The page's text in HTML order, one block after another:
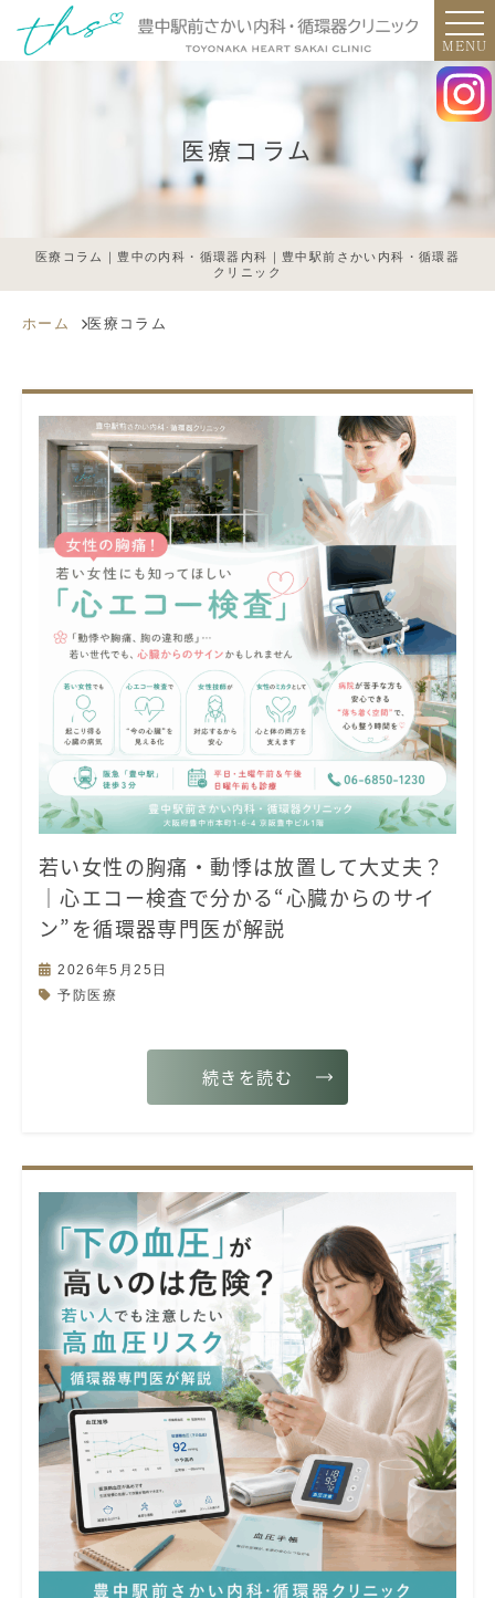
MENU
医療コラム
医療コラム｜豊中の内科・循環器内科｜豊中駅前さかい内科・循環器
クリニック
ホーム 医療コラム
若い女性の胸痛・動悸は放置して大丈夫？
｜心エコー検査で分かる“心臓からのサイ
ン”を循環器専門医が解説
2026年5月25日
予防医療
続きを読む